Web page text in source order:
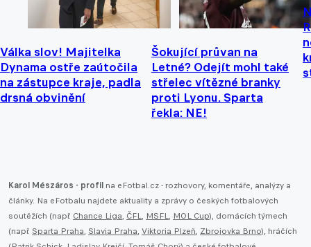
Válka slov! Majitelka
Dynama ostře zaútočila
na zástupce kraje, padla
drsná obvinění
Šokující průvan na
Letné? Odejít mohl také
střelec vítězné branky
proti Lyonu. Sparta
řekla: NE!
Karol Mészáros - profil na eFotbal.cz - rozhovory, komentáře, analýzy a
články. Na eFotbalu najdete aktuality a zprávy o českých fotbalových
soutěžích (např. Chance Liga, ČFL, MSFL, MOL Cup), domácích týmech
(např. Sparta Praha, Slavia Praha, Viktoria Plzeň, Zbrojovka Brno), hráčích